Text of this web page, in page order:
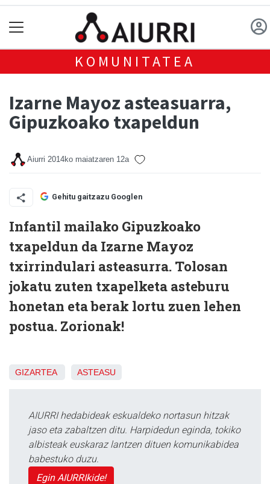
KOMUNITATEA
Izarne Mayoz asteasuarra,
Gipuzkoako txapeldun
Aiurri 2014ko maiatzaren 12a
Gehitu gaitzazu Googlen
Infantil mailako Gipuzkoako
txapeldun da Izarne Mayoz
txirrindulari asteasurra. Tolosan
jokatu zuten txapelketa asteburu
honetan eta berak lortu zuen lehen
postua. Zorionak!
GIZARTEA ASTEASU
AIURRI hedabideak eskualdeko nortasun hitzak
jaso eta zabaltzen ditu. Harpidedun eginda, tokiko
albisteak euskaraz lantzen dituen komunikabidea
babestuko duzu.
Egin AIURRIkide!